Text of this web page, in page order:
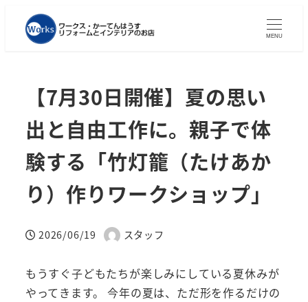
MENU
【7月30日開催】夏の思い
出と自由工作に。親子で体
験する「竹灯籠（たけあか
り）作りワークショップ」
投稿日
2026/06/19
著
スタッフ
もうすぐ子どもたちが楽しみにしている夏休みが
やってきます。 今年の夏は、ただ形を作るだけの